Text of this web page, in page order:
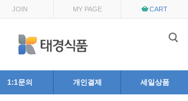
JOIN MY PAGE CART
1:1문의 개인결제 세일상품